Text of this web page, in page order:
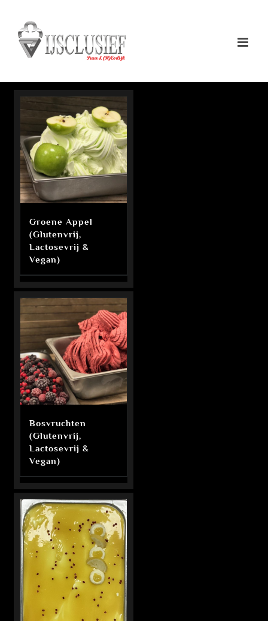
inhoud
Groene Appel
(Glutenvrij,
Lactosevrij &
Vegan)
Bosvruchten
(Glutenvrij,
Lactosevrij &
Vegan)